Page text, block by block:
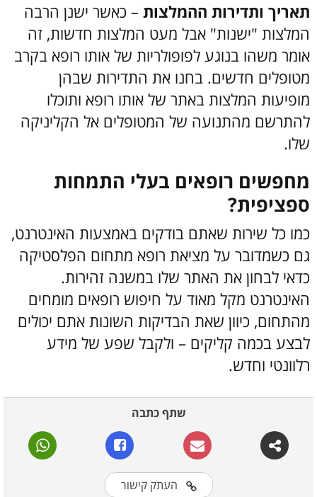
תאריך ותדירות ההמלצות– כאשר ישנן הרבה
המלצות "ישנות" אבל מעט המלצות חדשות, זה
אומר משהו בנוגע לפופולריות של אותו רופא בקרב
מטופלים חדשים. בחנו את התדירות שבהן
מופיעות המלצות באתר של אותו רופא ותוכלו
להתרשם מהתנועה של המטופלים אל הקליניקה
שלו.
מחפשים רופאים בעלי התמחות
ספציפית?
כמו כל שירות שאתם בודקים באמצעות האינטרנט,
גם כשמדובר על מציאת רופא מתחום הפלסטיקה
כדאי לבחון את האתר שלו במשנה זהירות.
האינטרנט מקל מאוד על חיפוש רופאים מומחים
מהתחום, כיוון שאת הבדיקות השונות אתם יכולים
לבצע בכמה קליקים – ולקבל שפע של מידע
רלוונטי וחדש.
שתף כתבה
העתק קישור